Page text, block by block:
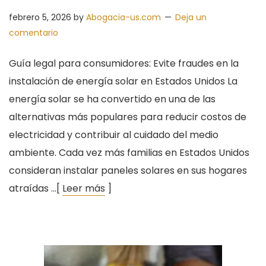
febrero 5, 2026 by Abogacia-us.com
Deja un
comentario
Guía legal para consumidores: Evite fraudes en la
instalación de energía solar en Estados Unidos La
energía solar se ha convertido en una de las
alternativas más populares para reducir costos de
electricidad y contribuir al cuidado del medio
ambiente. Cada vez más familias en Estados Unidos
consideran instalar paneles solares en sus hogares
atraídas …[ Leer más ]